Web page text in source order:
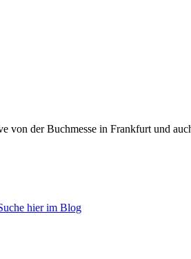
von der Buchmesse in Frankfurt und
hier im Blog